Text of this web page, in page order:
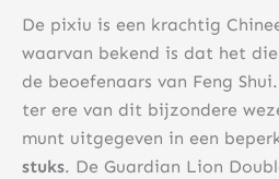
De pixiu is een krachtig
waarvan bekend is dat het
de beoefenaars van Feng
ter ere van dit bijzondere
munt uitgegeven in een
stuks. De Guardian Lion